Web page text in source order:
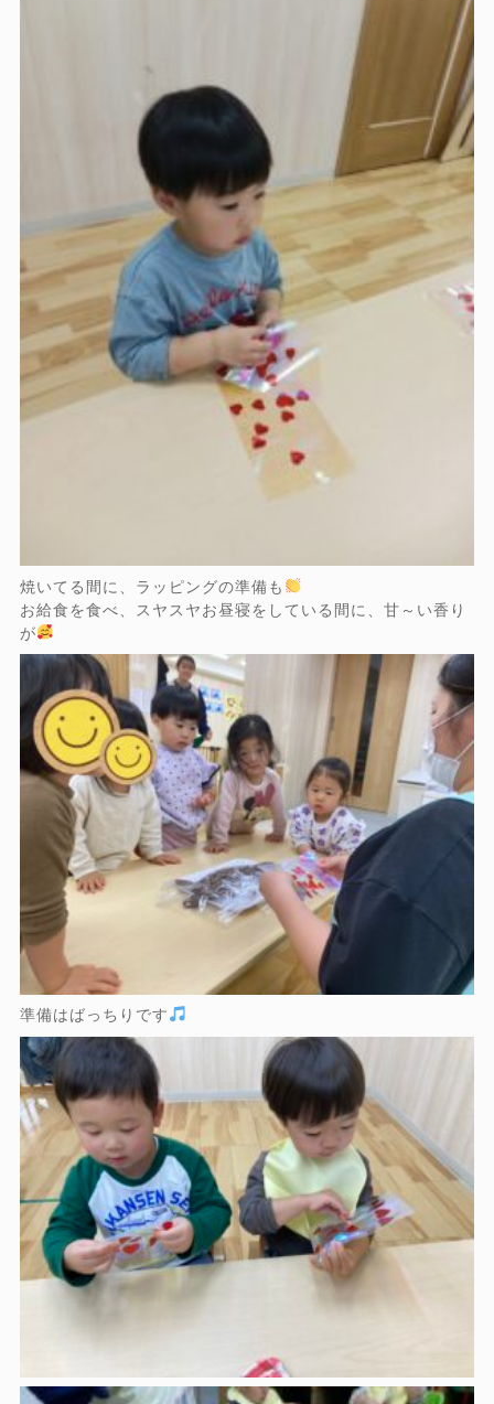
焼いてる間に、ラッピングの準備も
お給食を食べ、スヤスヤお昼寝をしている間に、甘～い香り
が
準備はばっちりです